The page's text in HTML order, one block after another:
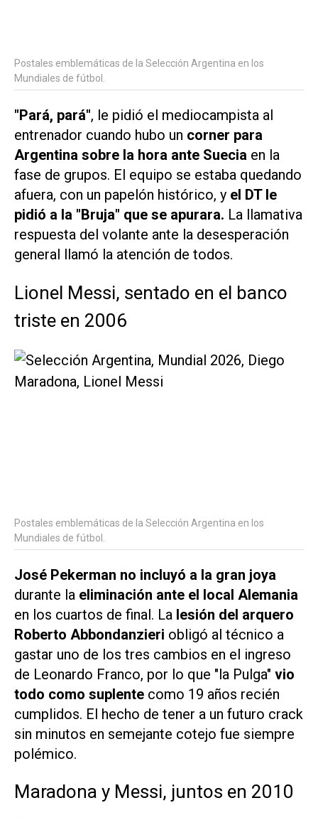
Postales emblemáticas de la Selección Argentina en los
Mundiales de fútbol.
"Pará, pará", le pidió el mediocampista al
entrenador cuando hubo un corner para
Argentina sobre la hora ante Suecia en la
fase de grupos. El equipo se estaba quedando
afuera, con un papelón histórico, y el DT le
pidió a la "Bruja" que se apurara. La llamativa
respuesta del volante ante la desesperación
general llamó la atención de todos.
Lionel Messi, sentado en el banco
triste en 2006
Postales emblemáticas de la Selección Argentina en los
Mundiales de fútbol.
José Pekerman no incluyó a la gran joya
durante la eliminación ante el local Alemania
en los cuartos de final. La lesión del arquero
Roberto Abbondanzieri obligó al técnico a
gastar uno de los tres cambios en el ingreso
de Leonardo Franco, por lo que "la Pulga" vio
todo como suplente como 19 años recién
cumplidos. El hecho de tener a un futuro crack
sin minutos en semejante cotejo fue siempre
polémico.
Maradona y Messi, juntos en 2010